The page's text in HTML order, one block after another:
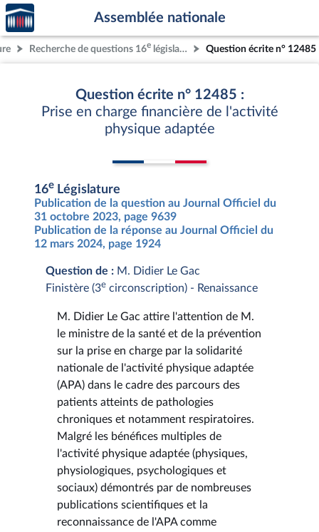
Aller au contenu
Aller en bas de la page
Accèder
à la
page
d'accueil
Assemblée nationale
Recherche de questions 16e législature Question écrite n° 12485
Question écrite n° 12485 :
Prise en charge financière de l'activité
physique adaptée
16e Législature
Publication de la question au Journal Officiel du
31 octobre 2023, page 9639
Publication de la réponse au Journal Officiel du
12 mars 2024, page 1924
Question de : M. Didier Le Gac
Finistère (3e circonscription) - Renaissance
M. Didier Le Gac attire l'attention de M.
le ministre de la santé et de la prévention
sur la prise en charge par la solidarité
nationale de l'activité physique adaptée
(APA) dans le cadre des parcours des
patients atteints de pathologies
chroniques et notamment respiratoires.
Malgré les bénéfices multiples de
l'activité physique adaptée (physiques,
physiologiques, psychologiques et
sociaux) démontrés par de nombreuses
publications scientifiques et la
reconnaissance de l'APA comme